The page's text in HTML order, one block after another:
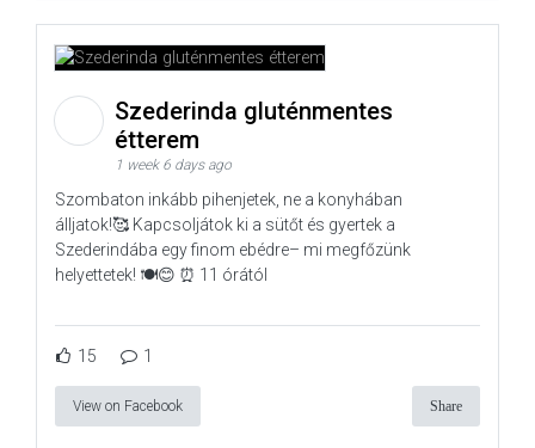
Szederinda gluténmentes
étterem
1 week 6 days ago
Szombaton inkább pihenjetek, ne a konyhában
álljatok!🥰 Kapcsoljátok ki a sütőt és gyertek a
Szederindába egy finom ebédre– mi megfőzünk
helyettetek! 🍽️😊 ⏰ 11 órától
15 1
View on Facebook Share